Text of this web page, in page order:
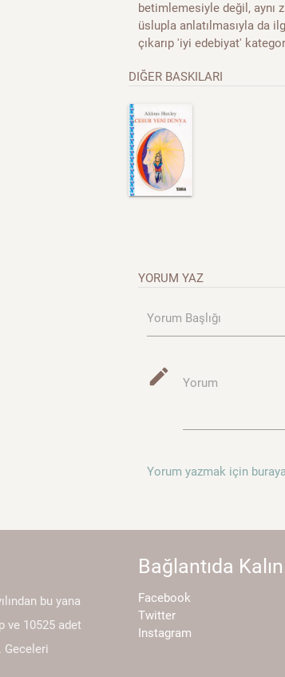
betimlemesiyle değil, aynı
üslupla anlatılmasıyla da
çıkarıp 'iyi edebiyat'
DIĞER BASKILARI
YORUM YAZ
Yorum Başlığı
mode_edit Yorum
Yorum yazmak için
bu yana
ve 10525 adet
Geceleri
Bağlantıda
Facebook
Twitter
Instagram